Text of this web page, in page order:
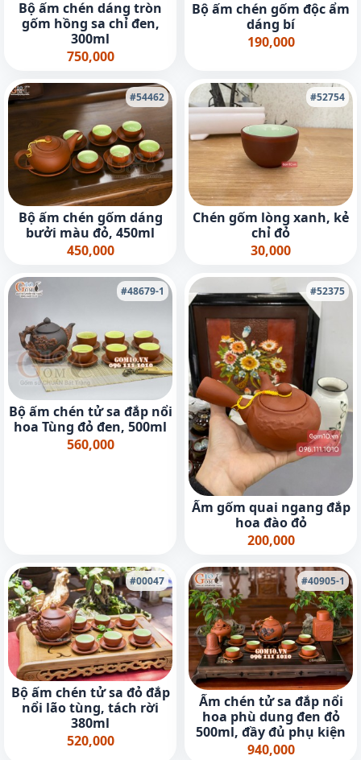
Bộ ấm chén dáng tròn
gốm hồng sa chỉ đen,
300ml
750,000
Bộ ấm chén gốm độc ẩm
dáng bí
190,000
#54462
Bộ ấm chén gốm dáng
bưởi màu đỏ, 450ml
450,000
#52754
Chén gốm lòng xanh, kẻ
chỉ đỏ
30,000
#48679-1
Bộ ấm chén tử sa đắp nổi
hoa Tùng đỏ đen, 500ml
560,000
#52375
Ấm gốm quai ngang đắp
hoa đào đỏ
200,000
#00047
Bộ ấm chén tử sa đỏ đắp
nổi lão tùng, tách rời
380ml
520,000
#40905-1
Ấm chén tử sa đắp nổi
hoa phù dung đen đỏ
500ml, đầy đủ phụ kiện
940,000